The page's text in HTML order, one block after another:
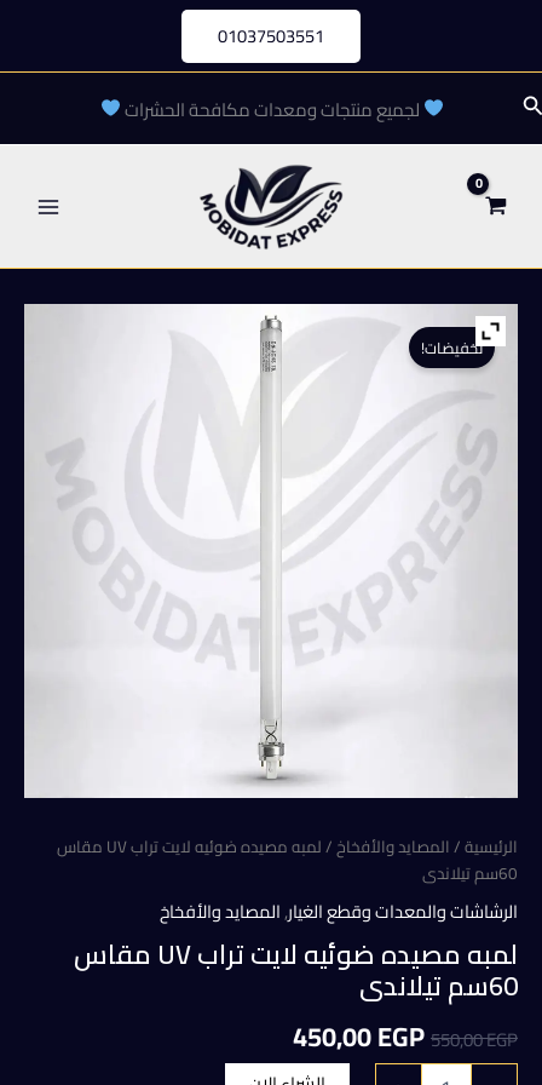
المحتوى
01037503551
البحث لجميع منتجات ومعدات مكافحة الحشرات
تخفيضات!
الرئيسية/المصايد والأفخاخ
/ لمبه مصيده ضوئيه لايت تراب UV مقاس
60سم تيلاندى
الرشاشات والمعدات وقطع الغيار,المصايد والأفخاخ
لمبه مصيده ضوئيه لايت تراب UV مقاس
60سم تيلاندى
550,00EGP
السعر450,00EGP
السعر
كمية